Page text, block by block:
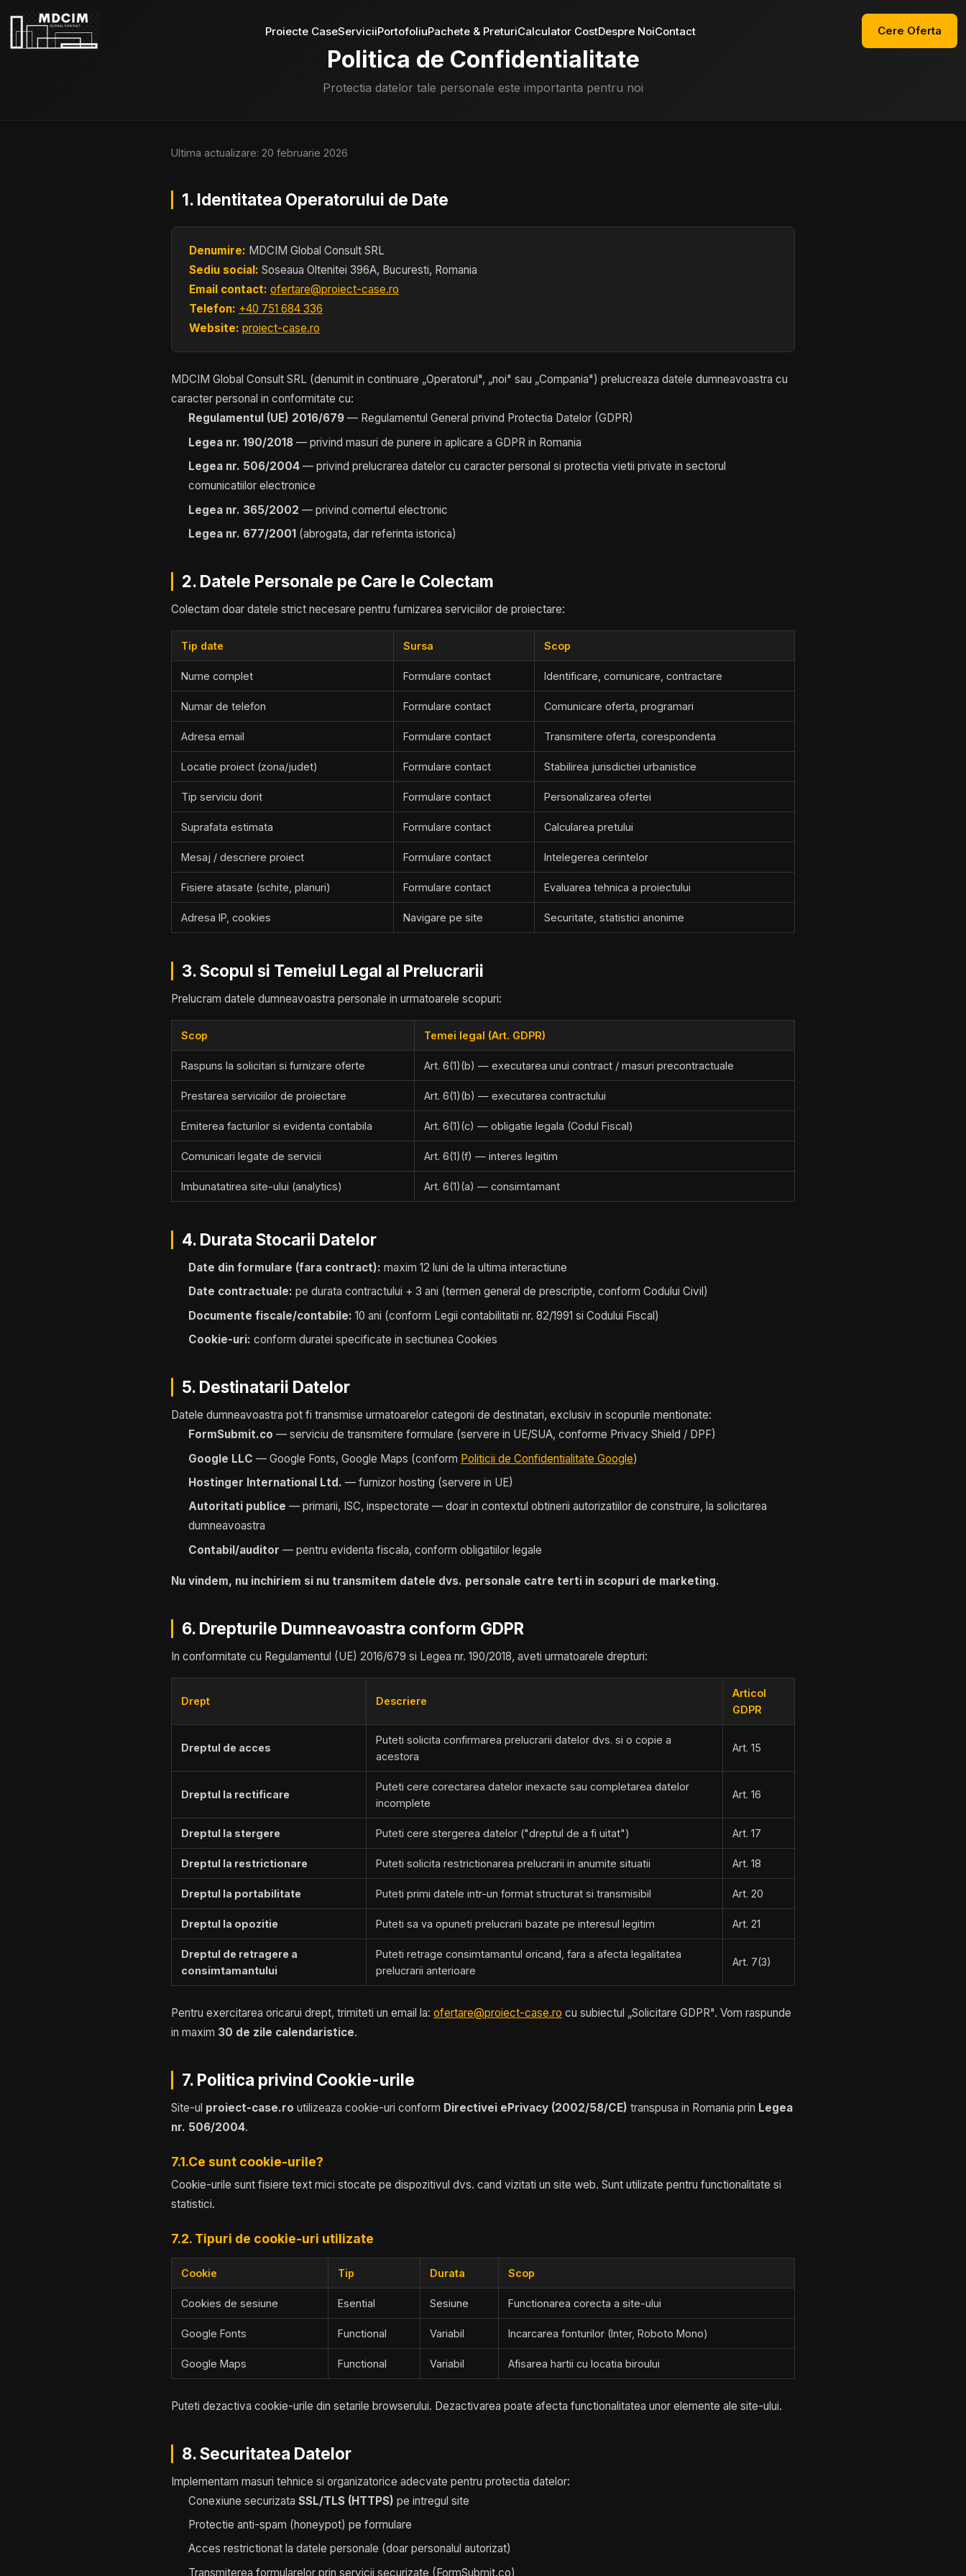
Proiecte CaseServiciiPortofoliuPachete & PreturiCalculator CostDespre NoiContact Cere Oferta
Politica de Confidentialitate
Protectia datelor tale personale este importanta pentru noi
Ultima actualizare: 20 februarie 2026
1. Identitatea Operatorului de Date
Denumire: MDCIM Global Consult SRL
Sediu social: Soseaua Oltenitei 396A, Bucuresti, Romania
Email contact: ofertare@proiect-case.ro
Telefon: +40 751 684 336
Website: proiect-case.ro
MDCIM Global Consult SRL (denumit in continuare „Operatorul", „noi" sau „Compania") prelucreaza datele dumneavoastra cu
caracter personal in conformitate cu:
Regulamentul (UE) 2016/679 — Regulamentul General privind Protectia Datelor (GDPR)
Legea nr. 190/2018 — privind masuri de punere in aplicare a GDPR in Romania
Legea nr. 506/2004 — privind prelucrarea datelor cu caracter personal si protectia vietii private in sectorul
comunicatiilor electronice
Legea nr. 365/2002 — privind comertul electronic
Legea nr. 677/2001 (abrogata, dar referinta istorica)
2. Datele Personale pe Care le Colectam
Colectam doar datele strict necesare pentru furnizarea serviciilor de proiectare:
Tip date Sursa Scop
Nume complet Formulare contact Identificare, comunicare, contractare
Numar de telefon Formulare contact Comunicare oferta, programari
Adresa email Formulare contact Transmitere oferta, corespondenta
Locatie proiect (zona/judet) Formulare contact Stabilirea jurisdictiei urbanistice
Tip serviciu dorit Formulare contact Personalizarea ofertei
Suprafata estimata Formulare contact Calcularea pretului
Mesaj / descriere proiect Formulare contact Intelegerea cerintelor
Fisiere atasate (schite, planuri) Formulare contact Evaluarea tehnica a proiectului
Adresa IP, cookies Navigare pe site Securitate, statistici anonime
3. Scopul si Temeiul Legal al Prelucrarii
Prelucram datele dumneavoastra personale in urmatoarele scopuri:
Scop Temei legal (Art. GDPR)
Raspuns la solicitari si furnizare oferte Art. 6(1)(b) — executarea unui contract / masuri precontractuale
Prestarea serviciilor de proiectare Art. 6(1)(b) — executarea contractului
Emiterea facturilor si evidenta contabila Art. 6(1)(c) — obligatie legala (Codul Fiscal)
Comunicari legate de servicii Art. 6(1)(f) — interes legitim
Imbunatatirea site-ului (analytics) Art. 6(1)(a) — consimtamant
4. Durata Stocarii Datelor
Date din formulare (fara contract): maxim 12 luni de la ultima interactiune
Date contractuale: pe durata contractului + 3 ani (termen general de prescriptie, conform Codului Civil)
Documente fiscale/contabile: 10 ani (conform Legii contabilitatii nr. 82/1991 si Codului Fiscal)
Cookie-uri: conform duratei specificate in sectiunea Cookies
5. Destinatarii Datelor
Datele dumneavoastra pot fi transmise urmatoarelor categorii de destinatari, exclusiv in scopurile mentionate:
FormSubmit.co — serviciu de transmitere formulare (servere in UE/SUA, conforme Privacy Shield / DPF)
Google LLC — Google Fonts, Google Maps (conform Politicii de Confidentialitate Google)
Hostinger International Ltd. — furnizor hosting (servere in UE)
Autoritati publice — primarii, ISC, inspectorate — doar in contextul obtinerii autorizatiilor de construire, la solicitarea
dumneavoastra
Contabil/auditor — pentru evidenta fiscala, conform obligatiilor legale
Nu vindem, nu inchiriem si nu transmitem datele dvs. personale catre terti in scopuri de marketing.
6. Drepturile Dumneavoastra conform GDPR
In conformitate cu Regulamentul (UE) 2016/679 si Legea nr. 190/2018, aveti urmatoarele drepturi:
Drept Descriere
Articol
GDPR
Dreptul de acces
Puteti solicita confirmarea prelucrarii datelor dvs. si o copie a
acestora
Art. 15
Dreptul la rectificare
Puteti cere corectarea datelor inexacte sau completarea datelor
incomplete
Art. 16
Dreptul la stergere Puteti cere stergerea datelor ("dreptul de a fi uitat") Art. 17
Dreptul la restrictionare Puteti solicita restrictionarea prelucrarii in anumite situatii Art. 18
Dreptul la portabilitate Puteti primi datele intr-un format structurat si transmisibil Art. 20
Dreptul la opozitie Puteti sa va opuneti prelucrarii bazate pe interesul legitim Art. 21
Dreptul de retragere a
consimtamantului
Puteti retrage consimtamantul oricand, fara a afecta legalitatea
prelucrarii anterioare
Art. 7(3)
Pentru exercitarea oricarui drept, trimiteti un email la: ofertare@proiect-case.ro cu subiectul „Solicitare GDPR". Vom raspunde
in maxim 30 de zile calendaristice.
7. Politica privind Cookie-urile
Site-ul proiect-case.ro utilizeaza cookie-uri conform Directivei ePrivacy (2002/58/CE) transpusa in Romania prin Legea
nr. 506/2004.
7.1.Ce sunt cookie-urile?
Cookie-urile sunt fisiere text mici stocate pe dispozitivul dvs. cand vizitati un site web. Sunt utilizate pentru functionalitate si
statistici.
7.2. Tipuri de cookie-uri utilizate
Cookie Tip Durata Scop
Cookies de sesiune Esential Sesiune Functionarea corecta a site-ului
Google Fonts Functional Variabil Incarcarea fonturilor (Inter, Roboto Mono)
Google Maps Functional Variabil Afisarea hartii cu locatia biroului
Puteti dezactiva cookie-urile din setarile browserului. Dezactivarea poate afecta functionalitatea unor elemente ale site-ului.
8. Securitatea Datelor
Implementam masuri tehnice si organizatorice adecvate pentru protectia datelor:
Conexiune securizata SSL/TLS (HTTPS) pe intregul site
Protectie anti-spam (honeypot) pe formulare
Acces restrictionat la datele personale (doar personalul autorizat)
Transmiterea formularelor prin servicii securizate (FormSubmit.co)